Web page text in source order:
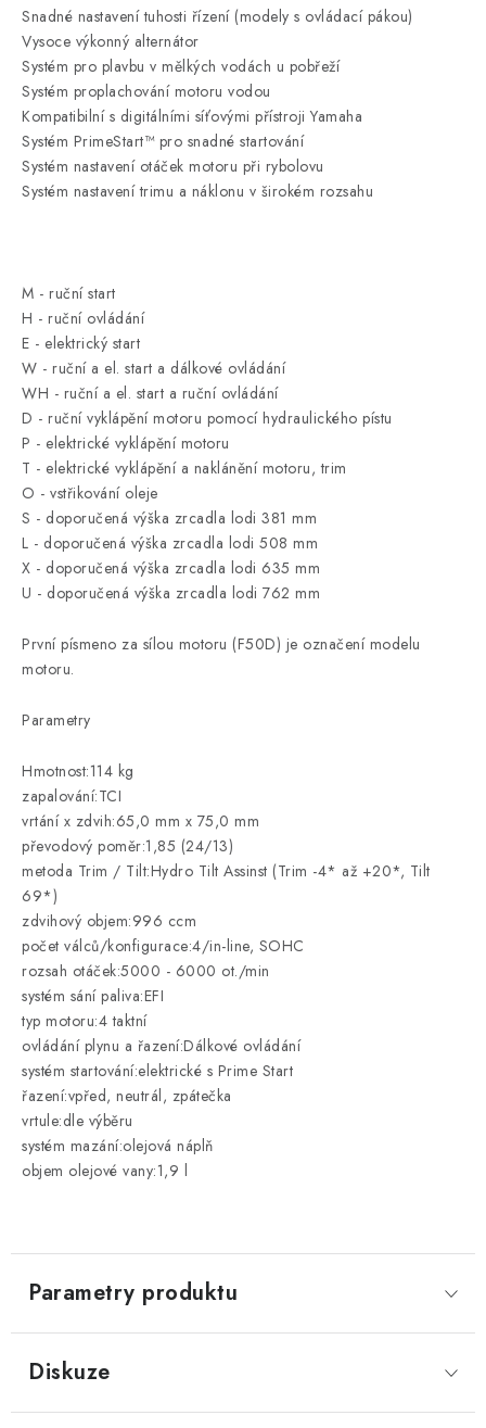
Snadné nastavení tuhosti řízení (modely s ovládací pákou)
Vysoce výkonný alternátor
Systém pro plavbu v mělkých vodách u pobřeží
Systém proplachování motoru vodou
Kompatibilní s digitálními síťovými přístroji Yamaha
Systém PrimeStart™ pro snadné startování
Systém nastavení otáček motoru při rybolovu
Systém nastavení trimu a náklonu v širokém rozsahu
M - ruční start
H - ruční ovládání
E - elektrický start
W - ruční a el. start a dálkové ovládání
WH - ruční a el. start a ruční ovládání
D - ruční vyklápění motoru pomocí hydraulického pístu
P - elektrické vyklápění motoru
T - elektrické vyklápění a naklánění motoru, trim
O - vstřikování oleje
S - doporučená výška zrcadla lodi 381 mm
L - doporučená výška zrcadla lodi 508 mm
X - doporučená výška zrcadla lodi 635 mm
U - doporučená výška zrcadla lodi 762 mm
První písmeno za sílou motoru (F50D) je označení modelu
motoru.
Parametry
Hmotnost:114 kg
zapalování:TCI
vrtání x zdvih:65,0 mm x 75,0 mm
převodový poměr:1,85 (24/13)
metoda Trim / Tilt:Hydro Tilt Assinst (Trim -4* až +20*, Tilt
69*)
zdvihový objem:996 ccm
počet válců/konfigurace:4/in-line, SOHC
rozsah otáček:5000 - 6000 ot./min
systém sání paliva:EFI
typ motoru:4 taktní
ovládání plynu a řazení:Dálkové ovládání
systém startování:elektrické s Prime Start
řazení:vpřed, neutrál, zpátečka
vrtule:dle výběru
systém mazání:olejová náplň
objem olejové vany:1,9 l
Parametry produktu
Diskuze